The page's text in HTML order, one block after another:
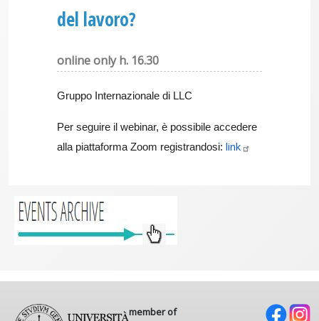
del lavoro?
online only h. 16.30
Gruppo Internazionale di LLC
Per seguire il webinar, è possibile accedere
alla piattaforma Zoom registrandosi: link
member of